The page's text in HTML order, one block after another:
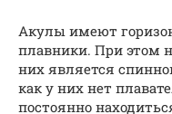
Акулы имеют
плавники. При этом
них является
как у них нет
постоянно